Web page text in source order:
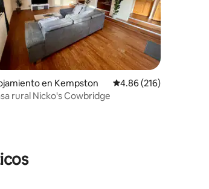
4.95 de 5, 20 reseñas
en Kempston Calificación promedio:
4.86 (216)
rural Nicko's Cowbridge